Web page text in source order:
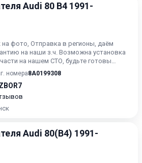
Audi 80 B4 1991-
на фото, Отправка в регионы, даём
на наши з.ч. Возможна установка
на нашем СТО, будьте готовы
артикул зч
номера8A0199308
Audi 80(B4) 1991-